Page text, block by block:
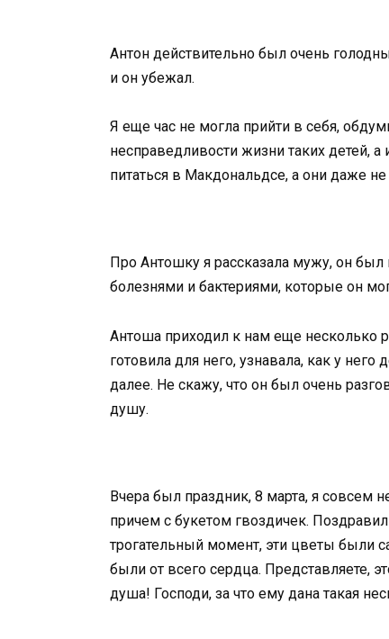
Антон действительно был очень
и он убежал.
Я еще час не могла прийти в себя,
несправедливости жизни таких детей,
питаться в Макдональдсе, а они даже
Про Антошку я рассказала мужу, он
болезнями и бактериями, которые он
Антоша приходил к нам еще несколько
готовила для него, узнавала, как у
далее. Не скажу, что он был очень
душу.
Вчера был праздник, 8 марта, я совсем
причем с букетом гвоздичек.
трогательный момент, эти цветы были
были от всего сердца. Представляете,
душа! Господи, за что ему дана такая